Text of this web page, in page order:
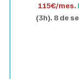
115€/mes.
(3h). 8 de